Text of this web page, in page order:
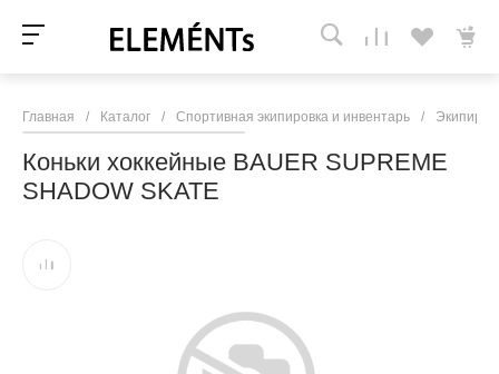
Главная / Каталог / Спортивная экипировка и инвентарь /
Коньки хоккейные BAUER SUPREME
SHADOW SKATE